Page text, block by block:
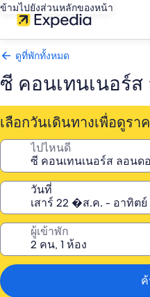
ข้ามไปยังส่วนหลักของหน้า
ดูที่พักทั้งหมด
ซี คอนเทนเนอร์
เลือกวันเดินทางเพื่อดูรา
ไปไหนดี
วันที่
ผู้เข้าพัก